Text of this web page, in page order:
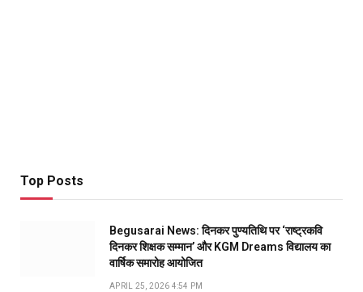
Top Posts
Begusarai News: दिनकर पुण्यतिथि पर ‘राष्ट्रकवि
दिनकर शिक्षक सम्मान’ और KGM Dreams विद्यालय का
वार्षिक समारोह आयोजित
APRIL 25, 2026 4:54 PM